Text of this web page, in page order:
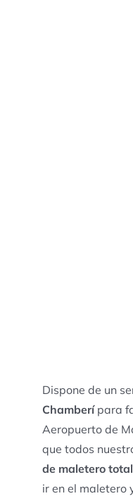
Dispone de un
Chamberípara
Aeropuerto de
que todos
de maletero
ir en el maletero